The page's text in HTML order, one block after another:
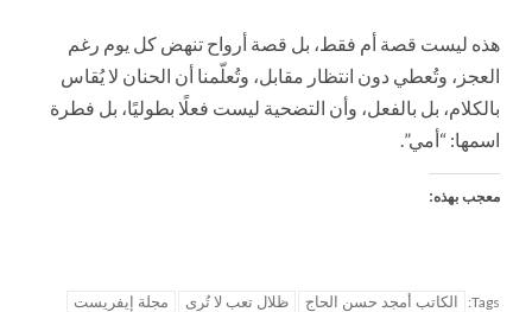
هذه ليست قصة أم فقط، بل قصة أرواح تنهض كل يوم رغم
العجز، وتُعطي دون انتظار مقابل، وتُعلّمنا أن الحنان لا يُقاس
بالكلام، بل بالفعل، وأن التضحية ليست فعلًا بطوليًا، بل فطرة
اسمها: “أمي”.
معجب بهذه:
Tags: الكاتب أمجد حسن الحاج ظلال تعب لا تُرى مجلة إيفريست